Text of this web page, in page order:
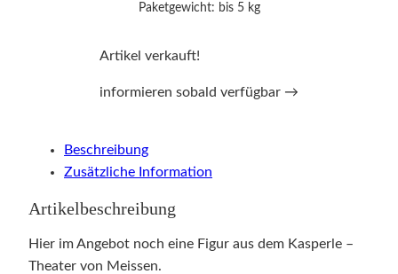
Paketgewicht: bis 5 kg
Artikel verkauft!
informieren sobald verfügbar →
Beschreibung
Zusätzliche Information
Artikelbeschreibung
Hier im Angebot noch eine Figur aus dem Kasperle –
Theater von Meissen.